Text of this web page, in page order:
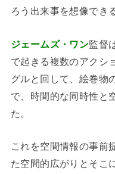
ろう出来事を想像でき
ジェームズ・ワン監督
で起きる複数のアクシ
グルと回して、絵巻物
で、時間的な同時性と
た。
これを空間情報の事前
た空間的広がりとそこ